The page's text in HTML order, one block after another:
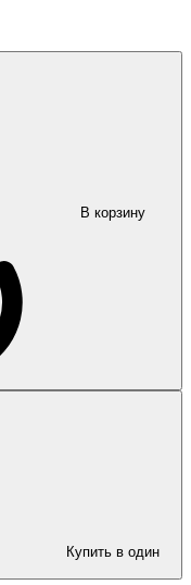
В корзину
Купить в один